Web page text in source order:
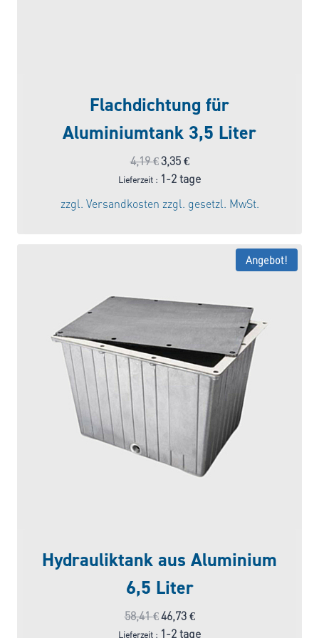
Flachdichtung für
Aluminiumtank 3,5 Liter
4,19€Ursprünglicher
Preis
war:
4,19 €
3,35 €Aktueller
Preis
3,35 €.
Lieferzeit : 1-2 tage
zzgl. Versandkosten zzgl. gesetzl. MwSt.
Angebot!
Hydrauliktank aus Aluminium
6,5 Liter
58,41€Ursprünglicher
Preis
46,73 €Aktueller
Preis
Lieferzeit : 1-2 tage